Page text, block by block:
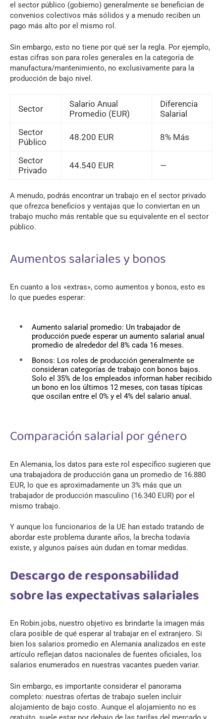
el sector público (gobierno) generalmente se benefician de
convenios colectivos más sólidos y a menudo reciben un
pago más alto por el mismo rol.
Sin embargo, esto no tiene por qué ser la regla. Por ejemplo,
estas cifras son para roles generales en la categoría de
manufactura/mantenimiento, no exclusivamente para la
producción de bajo nivel.
Sector
Salario Anual
Promedio (EUR)
Diferencia
Salarial
Sector
Público
48.200 EUR 8% Más
Sector
Privado
44.540 EUR —
A menudo, podrás encontrar un trabajo en el sector privado
que ofrezca beneficios y ventajas que lo conviertan en un
trabajo mucho más rentable que su equivalente en el sector
público.
Aumentos salariales y bonos
En cuanto a los «extras», como aumentos y bonos, esto es
lo que puedes esperar:
Aumento salarial promedio: Un trabajador de
producción puede esperar un aumento salarial anual
promedio de alrededor del 8% cada 16 meses.
Bonos: Los roles de producción generalmente se
consideran categorías de trabajo con bonos bajos.
Solo el 35% de los empleados informan haber recibido
un bono en los últimos 12 meses, con tasas típicas
que oscilan entre el 0% y el 4% del salario anual.
Comparación salarial por género
En Alemania, los datos para este rol específico sugieren que
una trabajadora de producción gana un promedio de 16.880
EUR, lo que es aproximadamente un 3% más que un
trabajador de producción masculino (16.340 EUR) por el
mismo trabajo.
Y aunque los funcionarios de la UE han estado tratando de
abordar este problema durante años, la brecha todavía
existe, y algunos países aún dudan en tomar medidas.
Descargo de responsabilidad
sobre las expectativas salariales
En Robin.jobs, nuestro objetivo es brindarte la imagen más
clara posible de qué esperar al trabajar en el extranjero. Si
bien los salarios promedio en Alemania analizados en este
artículo reflejan datos nacionales de fuentes oficiales, los
salarios enumerados en nuestras vacantes pueden variar.
Sin embargo, es importante considerar el panorama
completo: nuestras ofertas de trabajo suelen incluir
alojamiento de bajo costo. Aunque el alojamiento no es